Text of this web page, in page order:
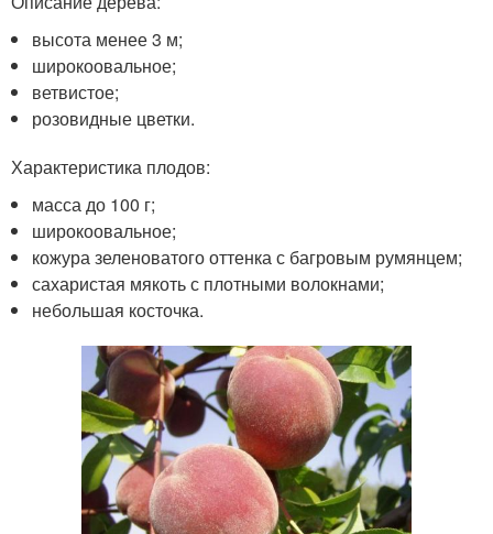
высота менее 3 м;
широкоовальное;
ветвистое;
розовидные цветки.
Характеристика плодов:
масса до 100 г;
широкоовальное;
кожура зеленоватого оттенка с багровым румянцем;
сахаристая мякоть с плотными волокнами;
небольшая косточка.